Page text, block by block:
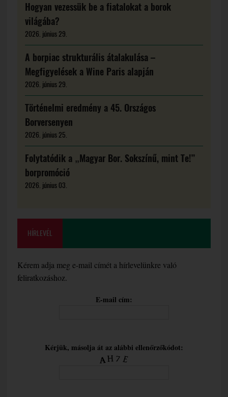
Hogyan vezessük be a fiatalokat a borok
világába?
2026. június 29.
A borpiac strukturális átalakulása –
Megfigyelések a Wine Paris alapján
2026. június 29.
Történelmi eredmény a 45. Országos
Borversenyen
2026. június 25.
Folytatódik a „Magyar Bor. Sokszínű, mint Te!”
borpromóció
2026. június 03.
HÍRLEVÉL
Kérem adja meg e-mail címét a hírlevelünkre való
feliratkozáshoz.
E-mail cím:
Kérjük, másolja át az alábbi ellenőrzőkódot: